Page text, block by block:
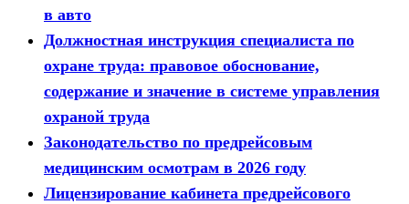
в авто
Должностная инструкция специалиста по
охране труда: правовое обоснование,
содержание и значение в системе управления
охраной труда
Законодательство по предрейсовым
медицинским осмотрам в 2026 году
Лицензирование кабинета предрейсового